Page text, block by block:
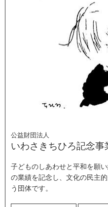
公益財団法人
いわさきちひろ記念
子どものしあわせと平和を願
の業績を記念し、文化の民主
う団体です。